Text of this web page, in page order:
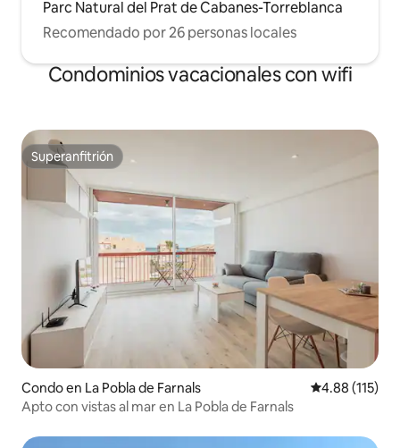
Parc Natural del Prat de Cabanes-Torreblanca
Recomendado por 26 personas locales
Condominios vacacionales con wifi
Superanfitrión
Superanfitrión
Condo en La Pobla de Farnals Calificación
4.88 (115)
Apto con vistas al mar en La Pobla de Farnals